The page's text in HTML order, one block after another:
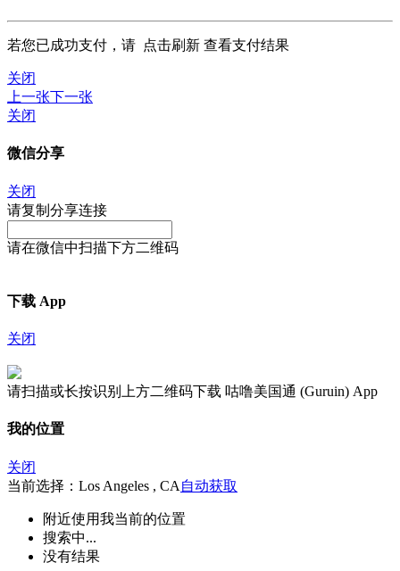
若您已成功支付，请 点击刷新 查看支付结果
关闭
上一张下一张
关闭
微信分享
关闭
请复制分享连接
请在微信中扫描下方二维码
下载 App
关闭
请扫描或长按识别上方二维码下载 咕噜美国通 (Guruin) App
我的位置
关闭
当前选择：Los Angeles , CA 自动获取
附近使用我当前的位置
搜索中...
没有结果